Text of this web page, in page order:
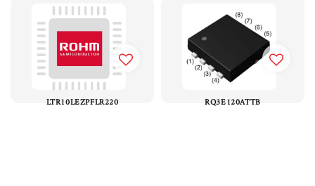
LTR10LEZPFLR220 RQ3E120ATTB